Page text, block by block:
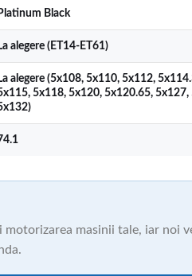
Platinum Black
La alegere (ET14-ET61)
La alegere (5x108, 5x110, 5x112,
5x118, 5x120, 5x120.65, 5x127,
motorizarea masinii tale, iar noi